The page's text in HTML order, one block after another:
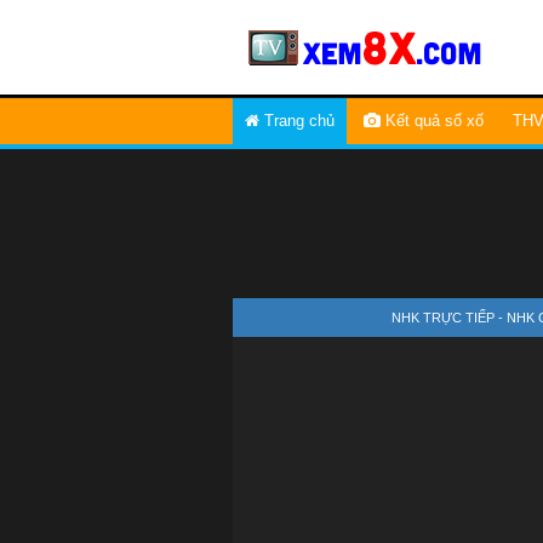
Trang chủ Kết quả sổ xố
NHK TRỰC TIẾP - NHK